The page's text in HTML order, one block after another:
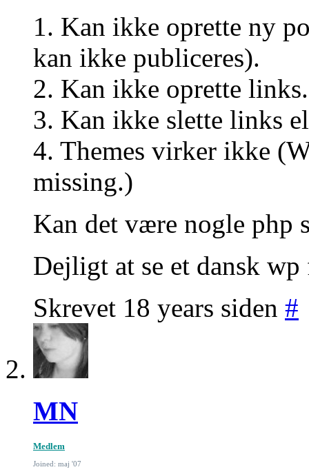
1. Kan ikke oprette ny
kan ikke publiceres).
2. Kan ikke oprette links.
3. Kan ikke slette links
4. Themes virker ikke
missing.)
Kan det være nogle php
Dejligt at se et dansk
Skrevet 18 years siden #
MN
Medlem
Joined: maj '07